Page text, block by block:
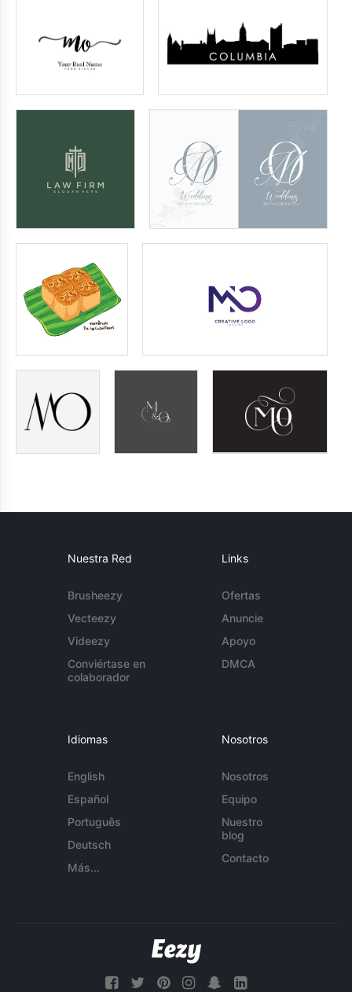
Nuestra Red
Brusheezy
Vecteezy
Videezy
Conviértase en
colaborador
Links
Ofertas
Anuncie
Apoyo
DMCA
Idiomas
English
Español
Português
Deutsch
Más...
Nosotros
Nosotros
Equipo
Nuestro
blog
Contacto